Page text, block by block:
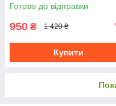
Готово до відправки
950 ₴ 1 420 ₴
Купити